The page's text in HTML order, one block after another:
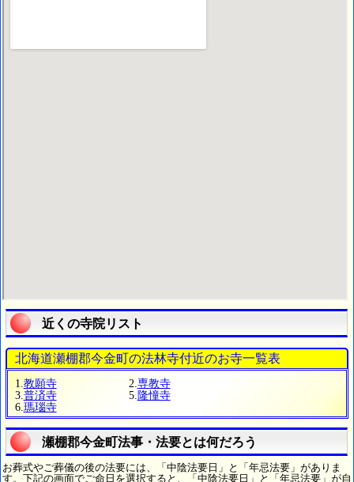
近くの寺院リスト
北海道瀬棚郡今金町の法林寺付近のお寺一覧表
1. 教願寺 2. 専教寺
3. 普済寺 5. 隆憧寺
6. 瑪瑙寺
瀬棚郡今金町法事・法要とは何だろう
お葬式やご葬儀の後の法要には、「中陰法要日」と「年忌法要」がありま
す。下記の画面でご命日を選択すると、「中陰法要日」と「年忌法要」が自